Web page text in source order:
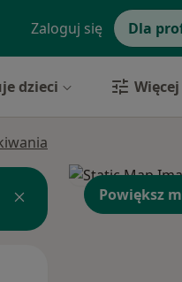
Zaloguj się Dla
dzieci
Powiększ